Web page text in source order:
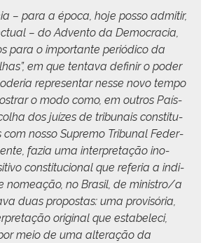
– para a época, hoje pos­so admi­tir,
– do Adven­to da Democ­ra­cia,
para o impor­tante per­iódi­co da
em que ten­ta­va definir o poder
rep­re­sen­tar nesse novo tem­po
o modo como, em out­ros País­
dos juízes de tri­bunais con­sti­tu­
com nos­so Supre­mo Tri­bunal Fed­er­
fazia uma inter­pre­tação ino­
con­sti­tu­cional que refe­ria a indi­
nomeação, no Brasil, de ministro/a
duas pro­postas: uma pro­visória,
orig­i­nal que esta­b­ele­ci,
meio de uma alter­ação da